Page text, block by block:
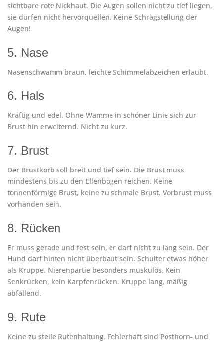
sichtbare rote Nickhaut. Die Augen sollen nicht zu tief liegen,
sie dürfen nicht hervorquellen. Keine Schrägstellung der
Augen!
5. Nase
Nasenschwamm braun, leichte Schimmelabzeichen erlaubt.
6. Hals
Kräftig und edel. Ohne Wamme in schöner Linie sich zur
Brust hin erweiternd. Nicht zu kurz.
7. Brust
Der Brustkorb soll breit und tief sein. Die Brust muss
mindestens bis zu den Ellenbogen reichen. Keine
tonnenförmige Brust, keine zu schmale Brust. Vorbrust muss
vorhanden sein.
8. Rücken
Er muss gerade und fest sein, er darf nicht zu lang sein. Der
Hund darf hinten nicht überbaut sein. Schulter etwas höher
als Kruppe. Nierenpartie besonders muskulös. Kein
Senkrücken, kein Karpfenrücken. Kruppe lang, mäßig
abfallend.
9. Rute
Keine zu steile Rutenhaltung. Fehlerhaft sind Posthorn- und